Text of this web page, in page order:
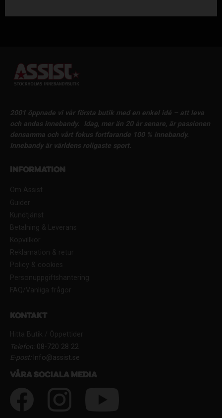
2001 öppnade vi vår första butik med en enkel idé – att leva
och andas innebandy.
Idag, mer än 20 år senare, är passionen
densamma och vårt fokus fortfarande 100 % innebandy.
Innebandy är världens roligaste sport.
Information
Om Assist
Guider
Kundtjänst
Betalning & Leverans
Köpvillkor
Reklamation & retur
Policy & cookies
Personuppgiftshantering
FAQ/Vanliga frågor
Kontakt
Hitta Butik / Öppettider
Telefon:08-720 28 22
E-post:Info@assist.se
Våra sociala media